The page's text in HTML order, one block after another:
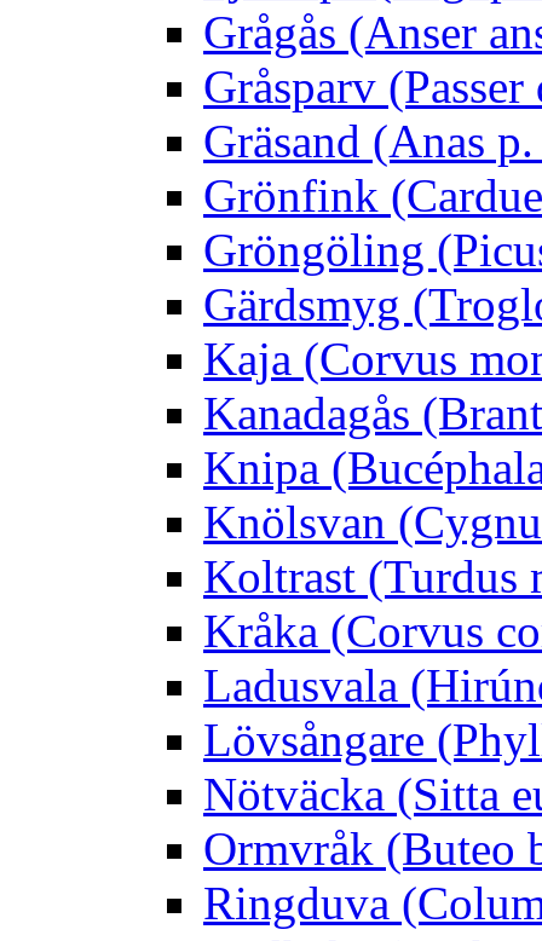
Grågås (Anser
Gråsparv
Gräsand (Anas
Grönfink
Gröngöling
Gärdsmyg
Kaja (Corvus
Kanadagås
Knipa
Knölsvan
Koltrast (Turdus
Kråka (Corvus
Ladusvala
Lövsångare
Nötväcka (Sitta
Ormvråk (Buteo
Ringduva